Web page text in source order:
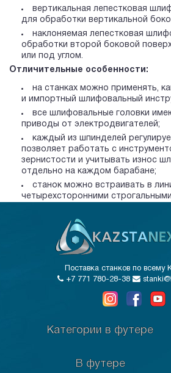
вертикальная лепестковая
для обработки вертикальной
наклоняемая лепестковая
обработки второй боковой
или под углом.
Отличительные особенности:
на станках можно применять,
и импортный шлифовальный
все шлифовальные головки
приводы от электродвигателей;
каждый из шпинделей
позволяет работать с
зернистости и учитывать износ
отдельно на каждом барабане;
станок можно встраивать в
четырехсторонними
Поставка станков по всему
+7 771 780-28-38
Категории в футере
В футере